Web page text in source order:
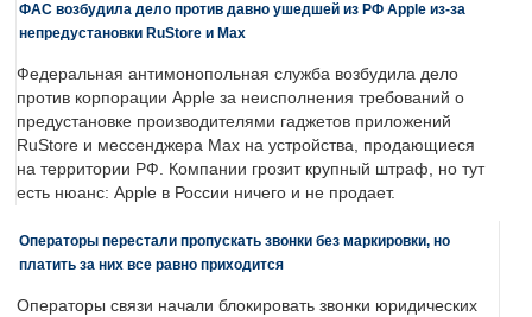
ФАС возбудила дело против давно ушедшей из РФ Apple из-за
непредустановки RuStore и Max
Федеральная антимонопольная служба возбудила дело
против корпорации Apple за неисполнения требований о
предустановке производителями гаджетов приложений
RuStore и мессенджера Max на устройства, продающиеся
на территории РФ. Компании грозит крупный штраф, но тут
есть нюанс: Apple в России ничего и не продает.
Операторы перестали пропускать звонки без маркировки, но
платить за них все равно приходится
Операторы связи начали блокировать звонки юридических